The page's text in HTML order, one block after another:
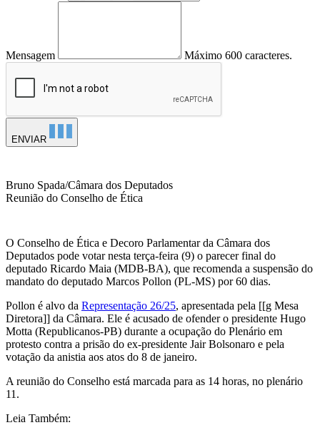
Mensagem Máximo 600 caracteres.
ENVIAR
Bruno Spada/Câmara dos Deputados
Reunião do Conselho de Ética
O Conselho de Ética e Decoro Parlamentar da Câmara dos
Deputados pode votar nesta terça-feira (9) o parecer final do
deputado Ricardo Maia (MDB-BA), que recomenda a suspensão do
mandato do deputado Marcos Pollon (PL-MS) por 60 dias.
Pollon é alvo da Representação 26/25, apresentada pela [[g Mesa
Diretora]] da Câmara. Ele é acusado de ofender o presidente Hugo
Motta (Republicanos-PB) durante a ocupação do Plenário em
protesto contra a prisão do ex-presidente Jair Bolsonaro e pela
votação da anistia aos atos do 8 de janeiro.
A reunião do Conselho está marcada para as 14 horas, no plenário
11.
Leia Também: